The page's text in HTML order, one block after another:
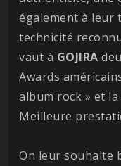
également à leur
technicité
vaut à GOJIRA
Awards
album rock » et
Meilleure
On leur souhaite